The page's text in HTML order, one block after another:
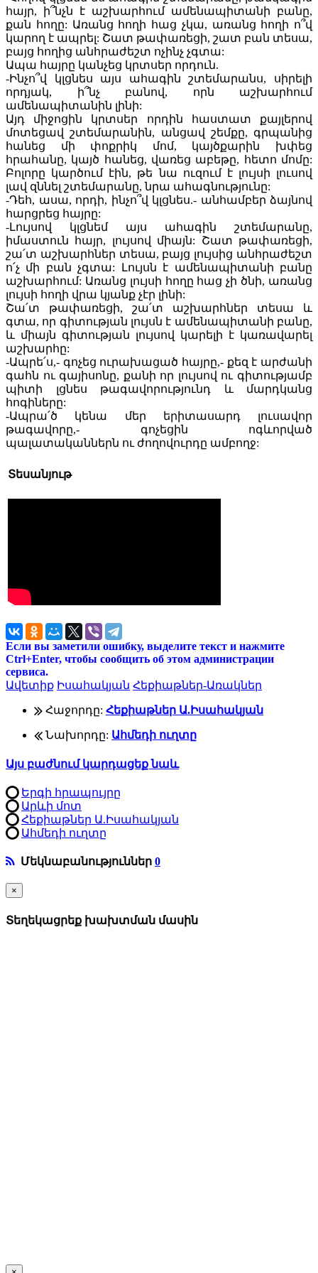
հայր, ի՞նչն է աշխարհում ամենապիտանի բանը,
քան հողը: Առանց հողի հաց չկա, առանց հողի ո՞վ
կարող է ապրել: Շատ թափառեցի, շատ բան տեսա,
բայց հողից անհրաժեշտ ոչինչ չգտա:
Ապա հայրը կանչեց կրտսեր որդուն.
-Ինչո՞վ կլցնես այս ահագին շտեմարանս, սիրելի
որդյակ, ի՞նչ բանով, որն աշխարհում
ամենապիտանին լինի:
Այդ միջոցին կրտսեր որդին հաստատ քայլերով
մոտեցավ շտեմարանին, անցավ շեմքը, գրպանից
հանեց մի փոքրիկ մոմ, կայծքարին խփեց
հրահանը, կայծ հանեց, վառեց աբեթը, հետո մոմը:
Բոլորը կարծում էին, թե նա ուզում է լույսի լուսով
լավ զննել շտեմարանը, նրա ահագնությունը:
-Դեհ, ասա, որդի, ինչո՞վ կլցնես.- անհամբեր ձայնով
հարցրեց հայրը:
-Լույսով կլցնեմ այս ահագին շտեմարանը,
իմաստուն հայր, լույսով միայն: Շատ թափառեցի,
շա՛տ աշխարհներ տեսա, բայց լույսից անհրաժեշտ
ո՛չ մի բան չգտա: Լույսն է ամենապիտանի բանը
աշխարհում: Առանց լույսի հողը հաց չի ծնի, առանց
լույսի հողի վրա կյանք չէր լինի:
Շա՛տ թափառեցի, շա՛տ աշխարհներ տեսա և
գտա, որ գիտության լույսն է ամենապիտանի բանը,
և միայն գիտության լույսով կարելի է կառավարել
աշխարհը:
-Ապրե՛ս,- գոչեց ուրախացած հայրը,- քեզ է արժանի
գահն ու գայիսոնը, քանի որ լույսով ու գիտությամբ
պիտի լցնես թագավորությունդ և մարդկանց
հոգիները:
-Ապրա՛ծ կենա մեր երիտասարդ լուսավոր
թագավորը,- գոչեցին ոգևորված
պալատականներն ու ժողովուրդը ամբողջ:
Տեսանյութ
Если вы заметили ошибку, выделите текст и нажмите
Ctrl+Enter, чтобы сообщить об этом администрации
сервиса.
Ավետիք Իսահակյան Հեքիաթներ-Առակներ
Հաջորդը: Հեքիաթներ Ա.Իսահակյան
Նախորդը: Ահմեդի ուղտը
Այս բաժնում կարդացեք նաև
Երգի հրապույրը
Արևի մոտ
Հեքիաթներ Ա.Իսահակյան
Ահմեդի ուղտը
Մեկնաբանություններ 0
×
Տեղեկացրեք խախտման մասին